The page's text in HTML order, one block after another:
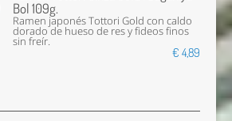
Bol 109g.
Ramen japonés Tottori Gold con caldo
dorado de hueso de res y fideos finos
sin freír.
€ 4,89